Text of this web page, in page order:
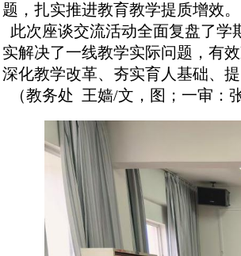
题，扎实推进教育教学提质增效。
此次座谈交流活动全面复盘了学
实解决了一线教学实际问题，有
深化教学改革、夯实育人基础、
（教务处 王嫱/文，图；一审：